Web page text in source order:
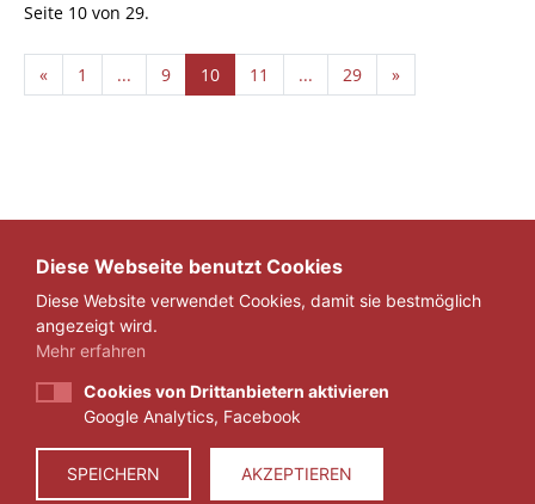
Seite 10 von 29.
« 1 ... 9 10 11 ... 29 »
IMPRESSUM
DATENSCHUTZ
© 2026 ZEIT FÜR VERANTWORTUNG E.V.
Diese Webseite benutzt Cookies
Diese Website verwendet Cookies, damit sie bestmöglich
angezeigt wird.
Mehr erfahren
Cookies von Drittanbietern aktivieren
Google Analytics, Facebook
SPEICHERN AKZEPTIEREN